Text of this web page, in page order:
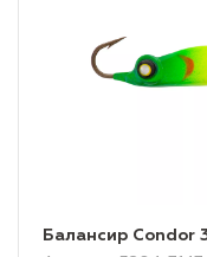
Балансир Condor